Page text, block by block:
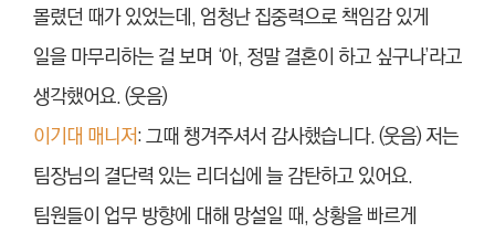
몰렸던 때가 있었는데, 엄청난 집중력으로 책임감 있게
일을 마무리하는 걸 보며 ‘아, 정말 결혼이 하고 싶구나’라고
생각했어요. (웃음)
이기대 매니저: 그때 챙겨주셔서 감사했습니다. (웃음) 저는
팀장님의 결단력 있는 리더십에 늘 감탄하고 있어요.
팀원들이 업무 방향에 대해 망설일 때, 상황을 빠르게